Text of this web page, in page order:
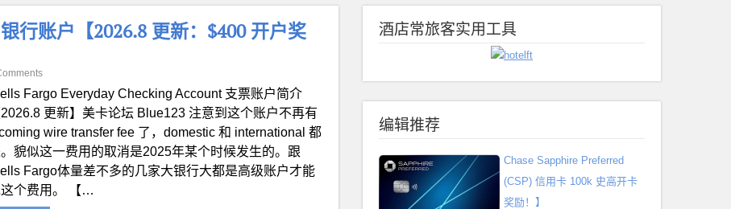
行账户【2026.8 更新：$400 开户奖
Fargo Everyday Checking Account 支票账户简介
2026.8 更新】美卡论坛 Blue123 注意到这个账户不再有
wire transfer fee 了，domestic 和 international 都
貌似这一费用的取消是2025年某个时候发生的。跟
Fargo体量差不多的几家大银行大都是高级账户才能
个费用。 【…
酒店常旅客实用工具
编辑推荐
Chase Sapphire Preferred
(CSP) 信用卡 100k 史高开卡
奖励！】